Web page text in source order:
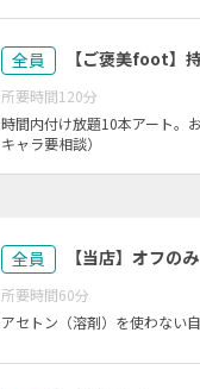
全員 【ご褒美foot】
所要時間120分
時間内付け放題10本アート。
キャラ要相談）
全員 【当店】オフのみ
所要時間60分
アセトン（溶剤）を使わない